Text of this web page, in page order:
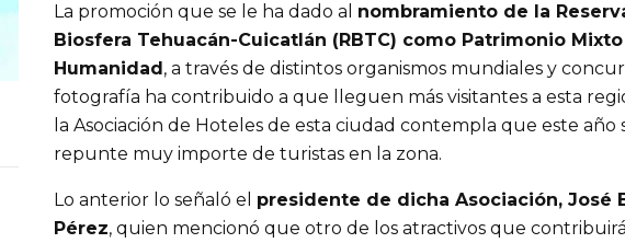
La promoción que se le ha dado al nombramiento de la
Biosfera Tehuacán-Cuicatlán (RBTC) como Patrimonio
Humanidad, a través de distintos organismos mundiales y
fotografía ha contribuido a que lleguen más visitantes a esta
la Asociación de Hoteles de esta ciudad contempla que este año
repunte muy importe de turistas en la zona.
Lo anterior lo señaló el presidente de dicha Asociación, José
Pérez, quien mencionó que otro de los atractivos que